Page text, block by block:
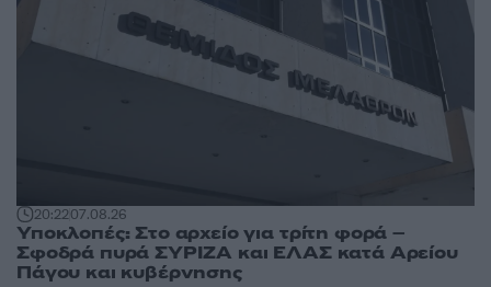
20:2207.08.26
Υποκλοπές: Στο αρχείο για τρίτη φορά –
Σφοδρά πυρά ΣΥΡΙΖΑ και ΕΛΑΣ κατά Αρείου
Πάγου και κυβέρνησης